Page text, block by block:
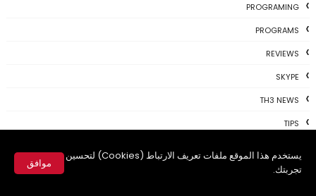
يستخدم هذا الموقع ملفات تعريف الارتباط (Cookies) لتحسين
تجربتك.
موافق
PROGRAMING
PROGRAMS
REVIEWS
SKYPE
TH3 NEWS
TIPS
TWITTER